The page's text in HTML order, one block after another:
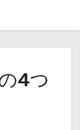
4つ